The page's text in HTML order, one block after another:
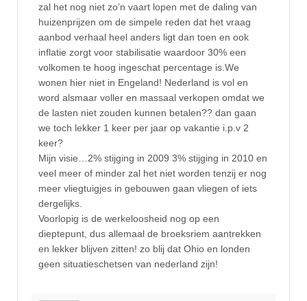
zal het nog niet zo’n vaart lopen met de daling van
huizenprijzen om de simpele reden dat het vraag
aanbod verhaal heel anders ligt dan toen en ook
inflatie zorgt voor stabilisatie waardoor 30% een
volkomen te hoog ingeschat percentage is.We
wonen hier niet in Engeland! Nederland is vol en
word alsmaar voller en massaal verkopen omdat we
de lasten niet zouden kunnen betalen?? dan gaan
we toch lekker 1 keer per jaar op vakantie i.p.v 2
keer?
Mijn visie…2% stijging in 2009 3% stijging in 2010 en
veel meer of minder zal het niet worden tenzij er nog
meer vliegtuigjes in gebouwen gaan vliegen of iets
dergelijks.
Voorlopig is de werkeloosheid nog op een
dieptepunt, dus allemaal de broeksriem aantrekken
en lekker blijven zitten! zo blij dat Ohio en londen
geen situatieschetsen van nederland zijn!